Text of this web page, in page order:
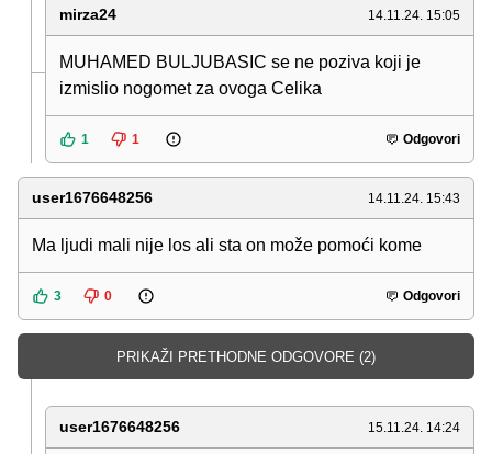
mirza24 14.11.24. 15:05
MUHAMED BULJUBASIC se ne poziva koji je
izmislio nogomet za ovoga Celika
1 1 Odgovori
user1676648256 14.11.24. 15:43
Ma ljudi mali nije los ali sta on može pomoći kome
3 0 Odgovori
PRIKAŽI PRETHODNE ODGOVORE (2)
user1676648256 15.11.24. 14:24